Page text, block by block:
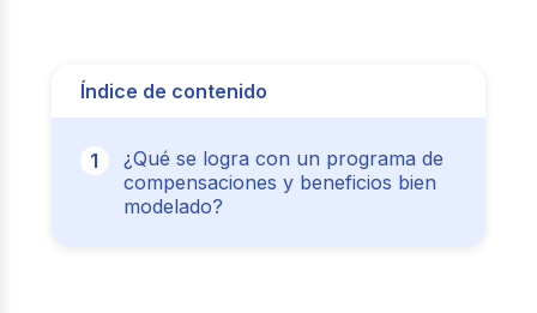
Índice de contenido
¿Qué se logra con un programa de
compensaciones y beneficios bien
modelado?